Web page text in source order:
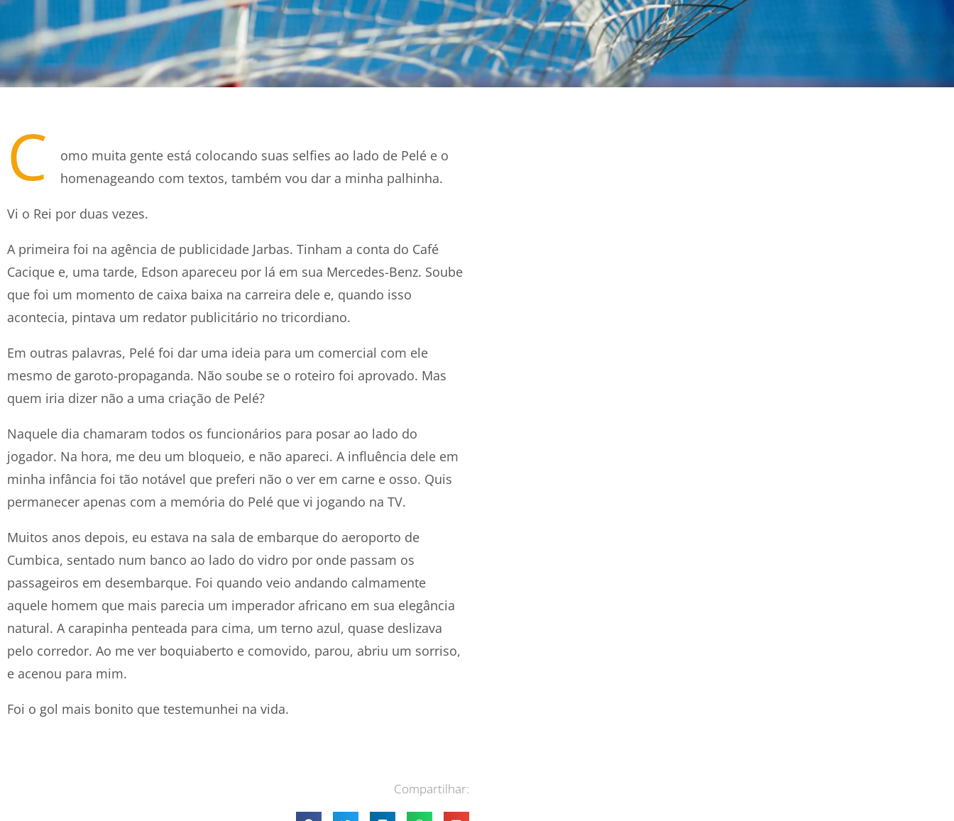
C
omo muita gente está colocando suas selfies ao lado de Pelé e o
homenageando com textos, também vou dar a minha palhinha.
Vi o Rei por duas vezes.
A primeira foi na agência de publicidade Jarbas. Tinham a conta do Café
Cacique e, uma tarde, Edson apareceu por lá em sua Mercedes-Benz. Soube
que foi um momento de caixa baixa na carreira dele e, quando isso
acontecia, pintava um redator publicitário no tricordiano.
Em outras palavras, Pelé foi dar uma ideia para um comercial com ele
mesmo de garoto-propaganda. Não soube se o roteiro foi aprovado. Mas
quem iria dizer não a uma criação de Pelé?
Naquele dia chamaram todos os funcionários para posar ao lado do
jogador. Na hora, me deu um bloqueio, e não apareci. A influência dele em
minha infância foi tão notável que preferi não o ver em carne e osso. Quis
permanecer apenas com a memória do Pelé que vi jogando na TV.
Muitos anos depois, eu estava na sala de embarque do aeroporto de
Cumbica, sentado num banco ao lado do vidro por onde passam os
passageiros em desembarque. Foi quando veio andando calmamente
aquele homem que mais parecia um imperador africano em sua elegância
natural. A carapinha penteada para cima, um terno azul, quase deslizava
pelo corredor. Ao me ver boquiaberto e comovido, parou, abriu um sorriso,
e acenou para mim.
Foi o gol mais bonito que testemunhei na vida.
Compartilhar: